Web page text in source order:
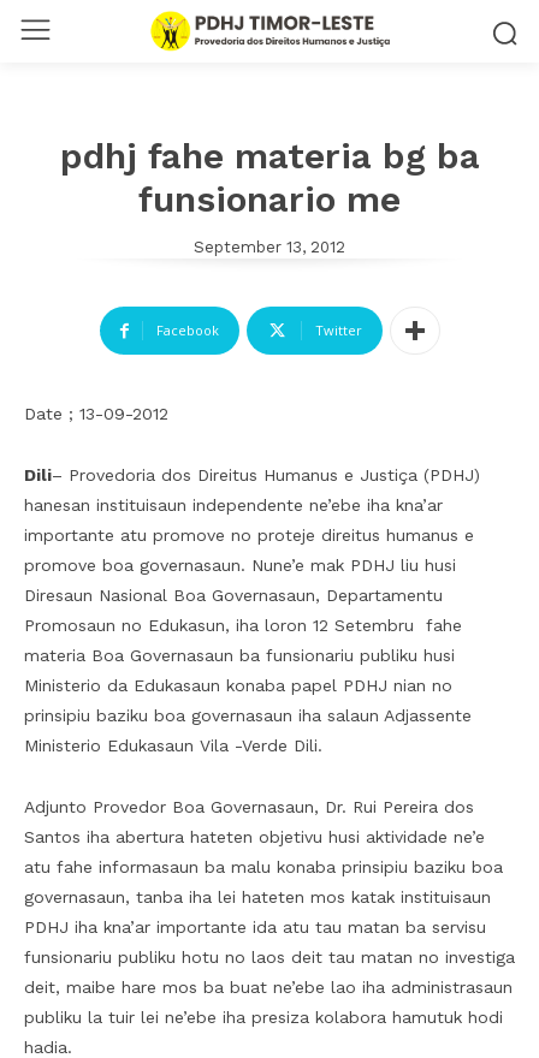
pdhj fahe materia bg ba
funsionario me
September 13, 2012
Facebook Twitter
Date ; 13-09-2012
Dili– Provedoria dos Direitus Humanus e Justiça (PDHJ)
hanesan instituisaun independente ne’ebe iha kna’ar
importante atu promove no proteje direitus humanus e
promove boa governasaun. Nune’e mak PDHJ liu husi
Diresaun Nasional Boa Governasaun, Departamentu
Promosaun no Edukasun, iha loron 12 Setembru fahe
materia Boa Governasaun ba funsionariu publiku husi
Ministerio da Edukasaun konaba papel PDHJ nian no
prinsipiu baziku boa governasaun iha salaun Adjassente
Ministerio Edukasaun Vila -Verde Dili.
Adjunto Provedor Boa Governasaun, Dr. Rui Pereira dos
Santos iha abertura hateten objetivu husi aktividade ne’e
atu fahe informasaun ba malu konaba prinsipiu baziku boa
governasaun, tanba iha lei hateten mos katak instituisaun
PDHJ iha kna’ar importante ida atu tau matan ba servisu
funsionariu publiku hotu no laos deit tau matan no investiga
deit, maibe hare mos ba buat ne’ebe lao iha administrasaun
publiku la tuir lei ne’ebe iha presiza kolabora hamutuk hodi
hadia.